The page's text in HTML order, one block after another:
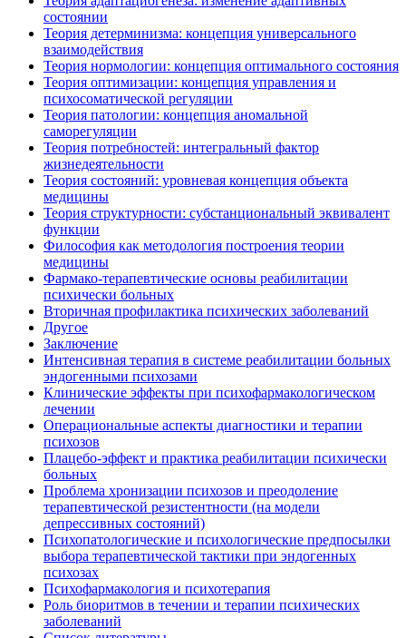
состоянии
Теория детерминизма: концепция универсального
взаимодействия
Теория нормологии: концепция оптимального состояния
Теория оптимизации: концепция управления и
психосоматической регуляции
Теория патологии: концепция аномальной
саморегуляции
Теория потребностей: интегральный фактор
жизнедеятельности
Теория состояний: уровневая концепция объекта
медицины
Теория структурности: субстанциональный эквивалент
функции
Философия как методология построения теории
медицины
Фармако-терапевтические основы реабилитации
психически больных
Вторичная профилактика психических заболеваний
Другое
Заключение
Интенсивная терапия в системе реабилитации больных
эндогенными психозами
Клинические эффекты при психофармакологическом
лечении
Операциональные аспекты диагностики и терапии
психозов
Плацебо-эффект и практика реабилитации психически
больных
Проблема хронизации психозов и преодоление
терапевтической резистентности (на модели
депрессивных состояний)
Психопатологические и психологические предпосылки
выбора терапевтической тактики при эндогенных
психозах
Психофармакология и психотерапия
Роль биоритмов в течении и терапии психических
заболеваний